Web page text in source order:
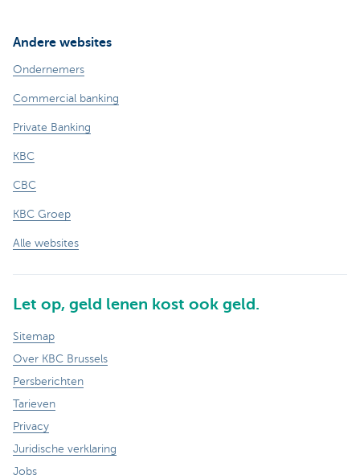
Andere websites
Ondernemers
Commercial banking
Private Banking
KBC
CBC
KBC Groep
Alle websites
Let op, geld lenen kost ook geld.
Sitemap
Over KBC Brussels
Persberichten
Tarieven
Privacy
Juridische verklaring
Jobs